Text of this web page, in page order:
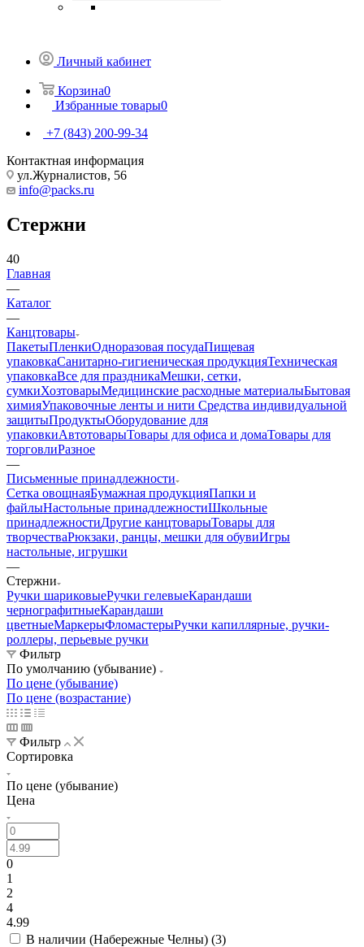
Личный кабинет
Корзина0
Избранные товары0
+7 (843) 200-99-34
Контактная информация
ул.Журналистов, 56
info@packs.ru
Стержни
40
Главная
—
Каталог
—
Канцтовары
ПакетыПленкиОдноразовая посудаПищевая
упаковкаСанитарно-гигиеническая продукцияТехническая
упаковкаВсе для праздникаМешки, сетки,
сумкиХозтоварыМедицинские расходные материалыБытовая
химияУпаковочные ленты и нити Средства индивидуальной
защитыПродуктыОборудование для
упаковкиАвтотоварыТовары для офиса и домаТовары для
торговлиРазное
—
Письменные принадлежности
Сетка овощнаяБумажная продукцияПапки и
файлыНастольные принадлежностиШкольные
принадлежностиДругие канцтоварыТовары для
творчестваРюкзаки, ранцы, мешки для обувиИгры
настольные, игрушки
—
Стержни
Ручки шариковыеРучки гелевыеКарандаши
чернографитныеКарандаши
цветныеМаркерыФломастерыРучки капиллярные, ручки-
роллеры, перьевые ручки
Фильтр
По умолчанию (убывание)
По цене (убывание)
По цене (возрастание)
Фильтр
Сортировка
По цене (убывание)
Цена
0
1
2
4
4.99
В наличии (Набережные Челны) (3)